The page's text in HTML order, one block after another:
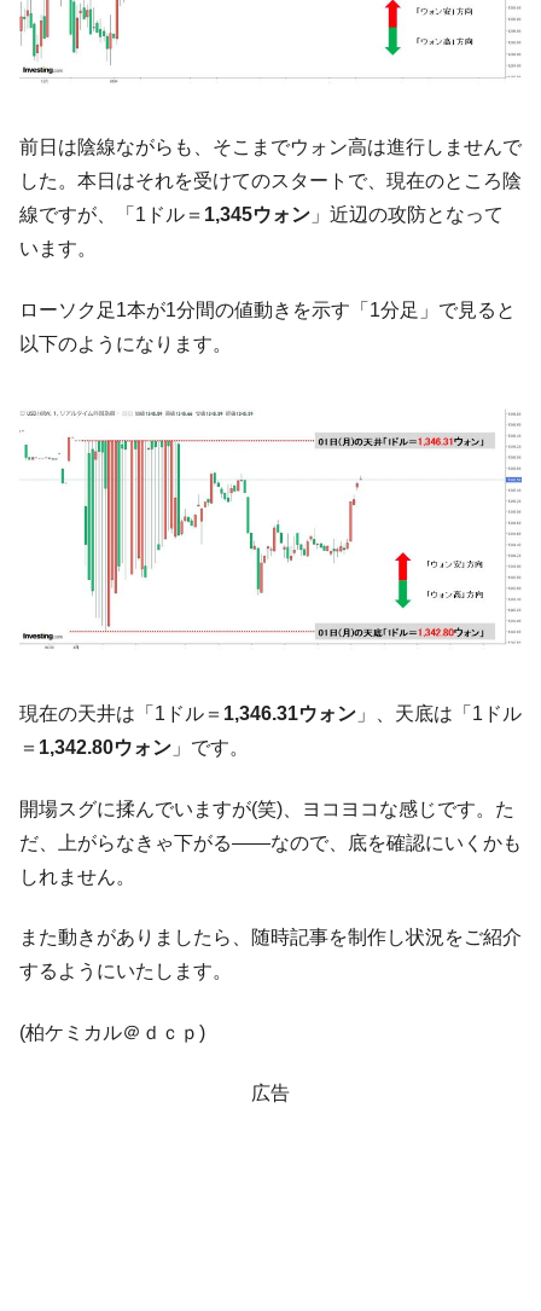
『Money1』
韓国･帰ってきた李在明。李在明を支持しな
い「50.5％」に上昇
断
『Money1』
韓国･警察職員が「丸刈りになって抗議活
動」
『Money1』
『Money1』
韓国製造業「半導体絶好調」のウラで他業
種は全般的「不調」⇒ PSIが示す現況は決して良くない。
ン』1人当たり賠償10万ウォンを認定 ⇒ 総額3兆7,000億
『Money1』 韓国で猛暑。南東部では干ばつ
『Money1』
韓国型イージス搭載の次世代駆逐艦
「KDDX」1番艦、2032年竣工と公示
『Money1』
【対日本円】ウォン安が急進！ 日米の協調
に韓国がいっちょがみしたのでは。
『Money1』
韓国政府『BYD』車への補助金を全廃 ⇒ 実
は韓国で『BYD』車は売れている。6カ月で対前年同期比
『Money1』
在韓米国大使スティールが着韓！⇒ さっそ
く空港に詰めかけ「出て行け！」「極右勢力」のプラカー
『Money1』
韓国政府「2035年までに18.4GW規模のAIデ
ータセンター整備」⇒ だから無理だってば。
『Money1』
『Money1』
韓国『国民年金公団』株価暴落で200兆蒸
発。
ャンペーン」⇒ あの名物教授も登場！
韓国「橋が落ちました」⇒ 耐久性「なさす
前日は陰線ながらも、そこまでウォン高は進行しませんで
した。本日はそれを受けてのスタートで、現在のところ陰
線ですが、「1ドル＝ 1,345ウォン 」近辺の攻防となって
います。
ローソク足1本が1分間の値動きを示す「1分足」で見ると
以下のようになります。
現在の天井は「1ドル＝ 1,346.31ウォン 」、天底は「1ドル
＝ 1,342.80ウォン 」です。
開場スグに揉んでいますが(笑)、ヨコヨコな感じです。た
だ、上がらなきゃ下がる――なので、底を確認にいくかも
しれません。
また動きがありましたら、随時記事を制作し状況をご紹介
するようにいたします。
(柏ケミカル＠ｄｃｐ)
広告